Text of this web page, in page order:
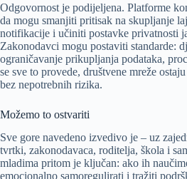
Odgovornost je podijeljena. Platforme
da mogu smanjiti pritisak na skupljanje
notifikacije i učiniti postavke privatnosti
Zakonodavci mogu postaviti standarde:
ograničavanje prikupljanja podataka,
se sve to provede, društvene mreže
bez nepotrebnih rizika.
Možemo to ostvariti
Sve gore navedeno izvedivo je – uz
tvrtki, zakonodavaca, roditelja, škola i
mladima pritom je ključan: ako ih
emocionalno samoregulirati i tražiti